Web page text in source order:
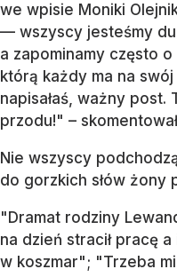
we wpisie Moniki
— wszyscy jesteśmy
a zapominamy często
którą każdy ma na
napisałaś, ważny post.
przodu!" –
Nie wszyscy
do gorzkich słów żony
"Dramat rodziny
na dzień stracił pracę
w koszmar"; "Trzeba